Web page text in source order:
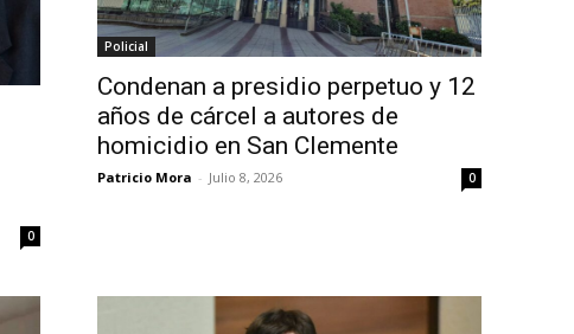
0
Policial
Condenan a presidio perpetuo y 12
años de cárcel a autores de
homicidio en San Clemente
Patricio Mora - Julio 8, 2026 0